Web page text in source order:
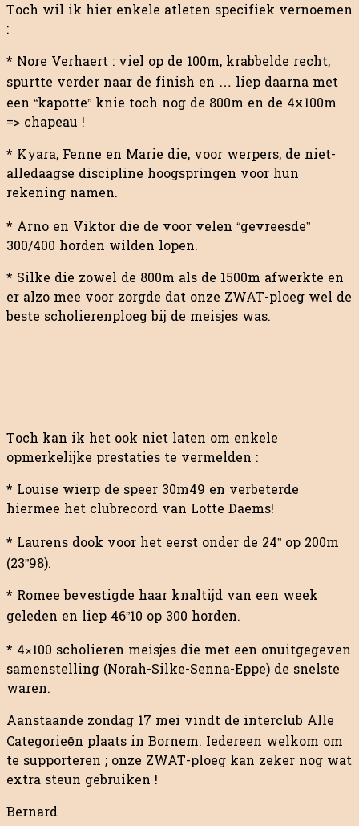
Toch wil ik hier enkele atleten specifiek vernoemen
:
* Nore Verhaert : viel op de 100m, krabbelde recht,
spurtte verder naar de finish en … liep daarna met
een “kapotte” knie toch nog de 800m en de 4x100m
=> chapeau !
* Kyara, Fenne en Marie die, voor werpers, de niet-
alledaagse discipline hoogspringen voor hun
rekening namen.
* Arno en Viktor die de voor velen “gevreesde”
300/400 horden wilden lopen.
* Silke die zowel de 800m als de 1500m afwerkte en
er alzo mee voor zorgde dat onze ZWAT-ploeg wel de
beste scholierenploeg bij de meisjes was.
Toch kan ik het ook niet laten om enkele
opmerkelijke prestaties te vermelden :
* Louise wierp de speer 30m49 en verbeterde
hiermee het clubrecord van Lotte Daems!
* Laurens dook voor het eerst onder de 24” op 200m
(23”98).
* Romee bevestigde haar knaltijd van een week
geleden en liep 46”10 op 300 horden.
* 4×100 scholieren meisjes die met een onuitgegeven
samenstelling (Norah-Silke-Senna-Eppe) de snelste
waren.
Aanstaande zondag 17 mei vindt de interclub Alle
Categorieën plaats in Bornem. Iedereen welkom om
te supporteren ; onze ZWAT-ploeg kan zeker nog wat
extra steun gebruiken !
Bernard